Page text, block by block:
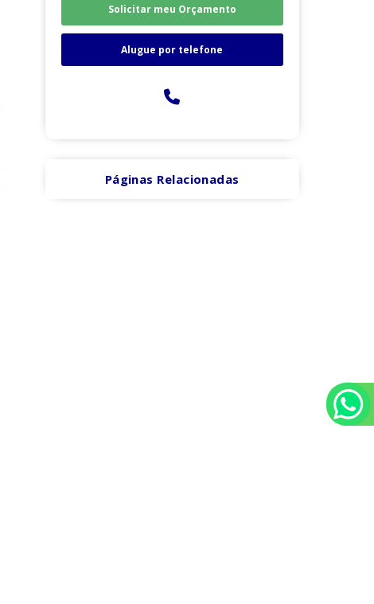
Solicitar meu Orçamento
Alugue por telefone
Páginas Relacionadas